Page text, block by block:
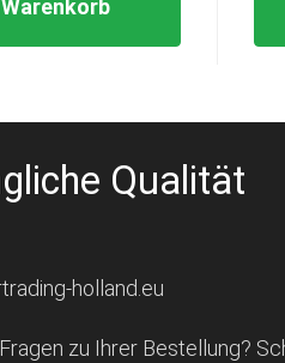
Qualität
holland.eu
zu Ihrer Bestellung?